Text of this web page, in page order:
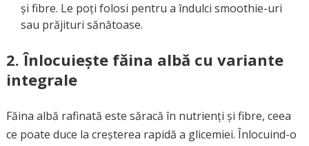
și fibre. Le poți folosi pentru a îndulci smoothie-uri
sau prăjituri sănătoase.
2.Înlocuiește făina albă cu variante
integrale
Făina albă rafinată este săracă în nutrienți și fibre, ceea
ce poate duce la creșterea rapidă a glicemiei. Înlocuind-o